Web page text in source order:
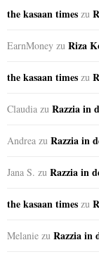
the kasaan times zu
EarnMoney zu Riza
the kasaan times zu
Claudia zu Razzia in
Andrea zu Razzia in
Jana S. zu Razzia in
the kasaan times zu
Melanie zu Razzia in